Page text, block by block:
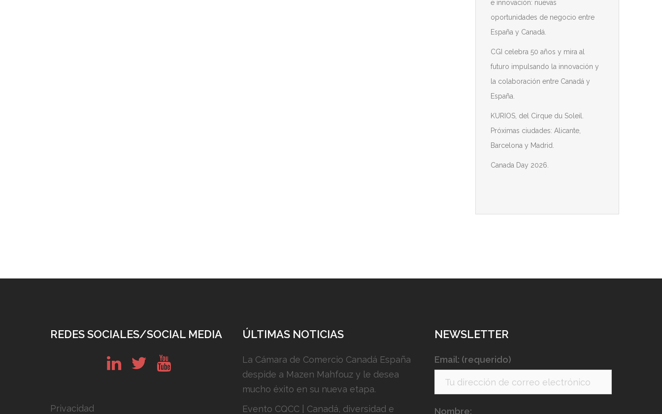
e innovación: nuevas
oportunidades de negocio entre
España y Canadá.
CGI celebra 50 años y mira al
futuro impulsando la innovación y
la colaboración entre Canadá y
España.
KURIOS, del Cirque du Soleil.
Próximas ciudades: Alicante,
Barcelona y Madrid.
Canada Day 2026.
REDES SOCIALES/SOCIAL MEDIA
Privacidad
ÚLTIMAS NOTICIAS
La Cámara de Comercio Canadá España
despide a Mazen Mahfouz y le desea
mucho éxito en su nueva etapa.
Evento CQCC | Canadá, diversidad e
NEWSLETTER
Email: (requerido)
Nombre: